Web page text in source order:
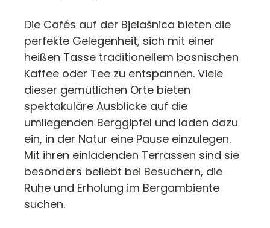
Die Cafés auf der Bjelašnica bieten die
perfekte Gelegenheit, sich mit einer
heißen Tasse traditionellem bosnischen
Kaffee oder Tee zu entspannen. Viele
dieser gemütlichen Orte bieten
spektakuläre Ausblicke auf die
umliegenden Berggipfel und laden dazu
ein, in der Natur eine Pause einzulegen.
Mit ihren einladenden Terrassen sind sie
besonders beliebt bei Besuchern, die
Ruhe und Erholung im Bergambiente
suchen.